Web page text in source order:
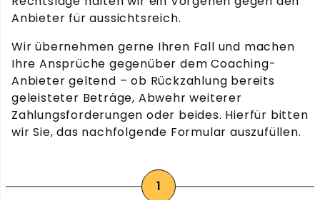
Anbieter für aussichtsreich.
Wir übernehmen gerne Ihren Fall und machen
Ihre Ansprüche gegenüber dem Coaching-
Anbieter geltend – ob Rückzahlung bereits
geleisteter Beträge, Abwehr weiterer
Zahlungsforderungen oder beides. Hierfür bitten
wir Sie, das nachfolgende Formular auszufüllen.